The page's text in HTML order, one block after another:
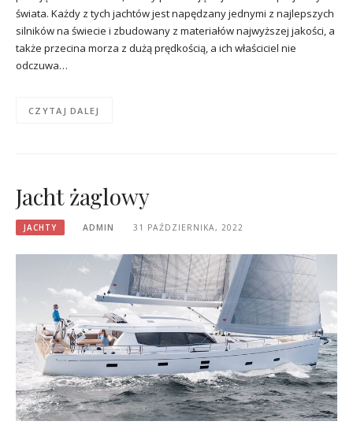
świata. Każdy z tych jachtów jest napędzany jednymi z najlepszych
silników na świecie i zbudowany z materiałów najwyższej jakości, a
także przecina morza z dużą prędkością, a ich właściciel nie
odczuwa…
CZYTAJ DALEJ
Jacht żaglowy
JACHTY ADMIN 31 PAŹDZIERNIKA, 2022